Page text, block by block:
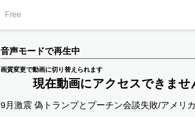
Free
音声モードで再生中
画質変更で動画に切り替えられます
現在動画にアクセスできませ
9月激震 偽トランプとプーチン会談失敗/アメリ